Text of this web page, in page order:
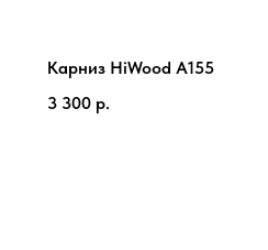
Карниз HiWood A155
3 300 р.